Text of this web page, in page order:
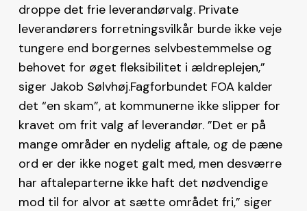
droppe det frie leverandørvalg. Private
leverandørers forretningsvilkår burde ikke veje
tungere end borgernes selvbestemmelse og
behovet for øget fleksibilitet i ældreplejen,”
siger Jakob Sølvhøj.Fagforbundet FOA kalder
det “en skam”, at kommunerne ikke slipper for
kravet om frit valg af leverandør. ”Det er på
mange områder en nydelig aftale, og de pæne
ord er der ikke noget galt med, men desværre
har aftaleparterne ikke haft det nødvendige
mod til for alvor at sætte området fri,” siger